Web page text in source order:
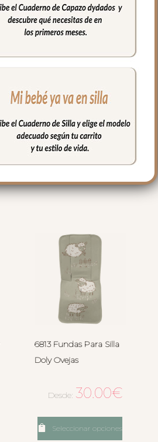
para lavarlo; el
permitiendo una
6813 Fundas Para Silla
Doly Ovejas
Desde: 30.00€
Seleccionar opciones